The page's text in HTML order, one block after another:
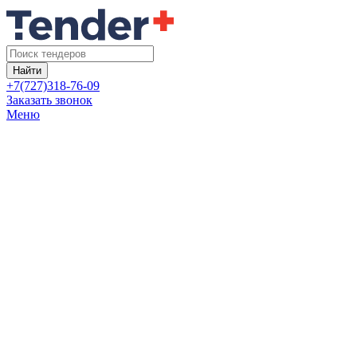
Найти
+7(727)318-76-09
Заказать звонок
Меню